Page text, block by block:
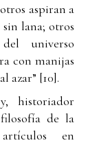
aspiran a
lana; otros
universo
con manijas
azar” [10].
historiador
de la
en